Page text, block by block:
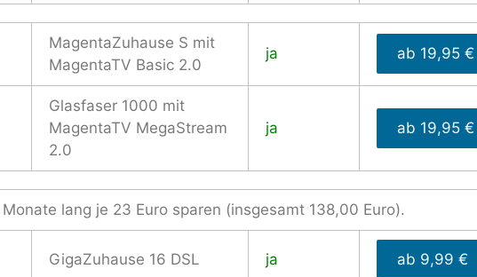
MagentaZuhause S mit
MagentaTV Basic 2.0
ja ab 19,95 €
Glasfaser 1000 mit
MagentaTV MegaStream
2.0
ja ab 19,95 €
lang je 23 Euro sparen (insgesamt 138,00 Euro).
GigaZuhause 16 DSL ja ab 9,99 €